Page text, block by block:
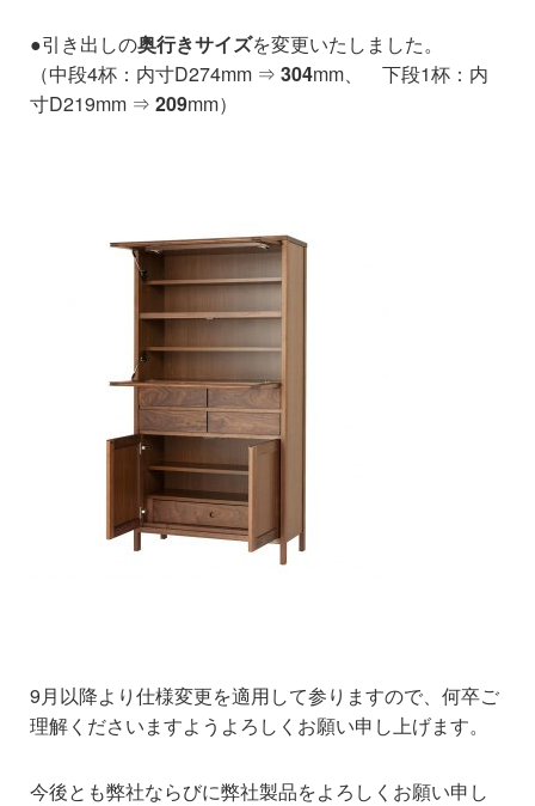
●引き出しの奥行きサイズを変更いたしました。
（中段4杯：内寸D274mm ⇒ 304mm、 下段1杯：内
寸D219mm ⇒ 209mm）
9月以降より仕様変更を適用して参りますので、何卒ご
理解くださいますようよろしくお願い申し上げます。
今後とも弊社ならびに弊社製品をよろしくお願い申し